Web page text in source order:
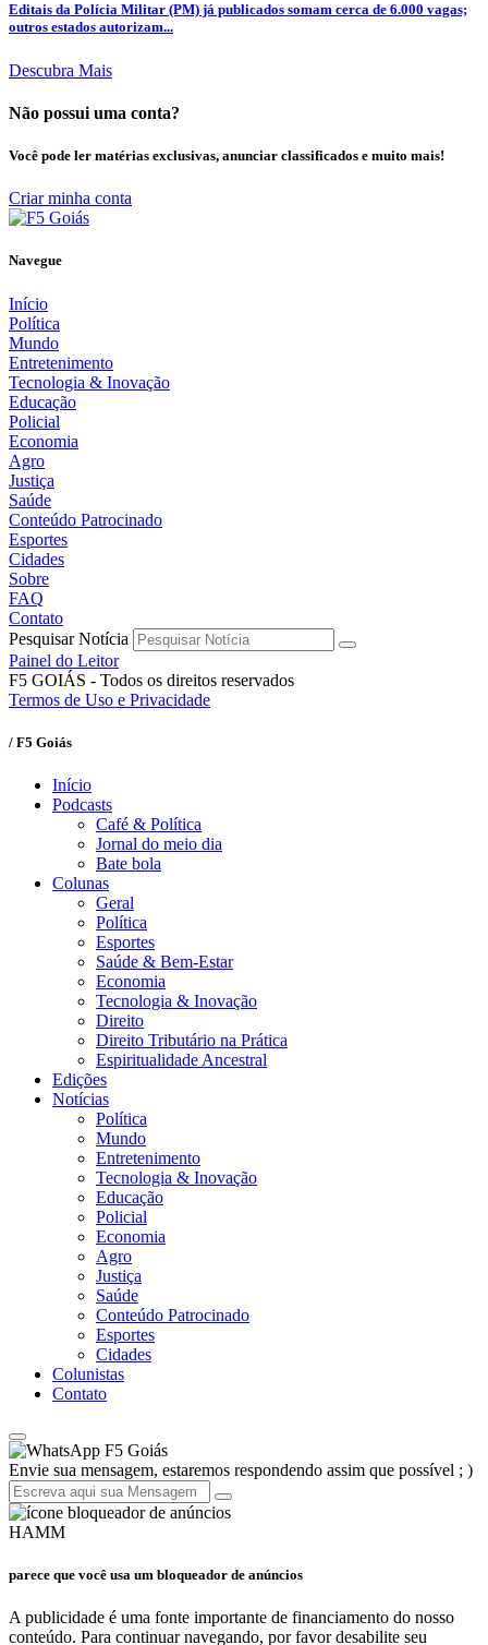
Editais da Polícia Militar (PM) já publicados somam cerca de 6.000 vagas;
outros estados autorizam...
Descubra Mais
Não possui uma conta?
Você pode ler matérias exclusivas, anunciar classificados e muito mais!
Criar minha conta
Navegue
Início
Política
Mundo
Entretenimento
Tecnologia & Inovação
Educação
Policial
Economia
Agro
Justiça
Saúde
Conteúdo Patrocinado
Esportes
Cidades
Sobre
FAQ
Contato
Pesquisar Notícia
Painel do Leitor
F5 GOIÁS - Todos os direitos reservados
Termos de Uso e Privacidade
/ F5 Goiás
Início
Podcasts
Café & Política
Jornal do meio dia
Bate bola
Colunas
Geral
Política
Esportes
Saúde & Bem-Estar
Economia
Tecnologia & Inovação
Direito
Direito Tributário na Prática
Espiritualidade Ancestral
Edições
Notícias
Política
Mundo
Entretenimento
Tecnologia & Inovação
Educação
Policial
Economia
Agro
Justiça
Saúde
Conteúdo Patrocinado
Esportes
Cidades
Colunistas
Contato
F5 Goiás
Envie sua mensagem, estaremos respondendo assim que possível ; )
HAMM
parece que você usa um bloqueador de anúncios
A publicidade é uma fonte importante de financiamento do nosso
conteúdo. Para continuar navegando, por favor desabilite seu